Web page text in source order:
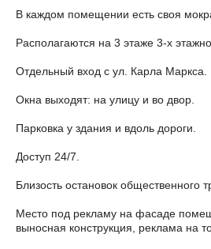
В каждом помещении есть своя
Располагаются на 3 этаже 3-х
Отдельный вход с ул. Карла Маркса.
Окна выходят: на улицу и во двор.
Парковка у здания и вдоль дороги.
Доступ 24/7.
Близость остановок общественного
Место под рекламу на фасаде
выносная конструкция, реклама на